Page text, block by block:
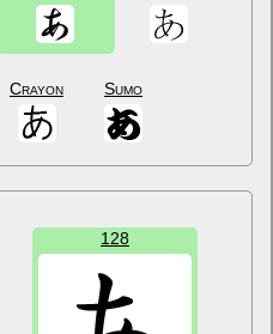
Crayon Sumo
128